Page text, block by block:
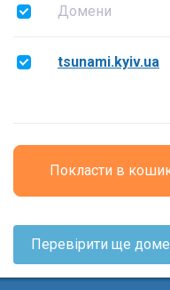
Домени
tsunami.kyiv.ua
Покласти в
Перевірити ще